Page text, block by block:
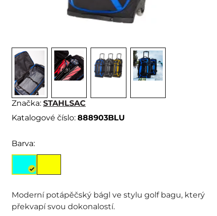
Značka: STAHLSAC
Katalogové číslo: 888903BLU
Barva:
Moderní potápěčský bágl ve stylu golf bagu, který
překvapí svou dokonalostí.